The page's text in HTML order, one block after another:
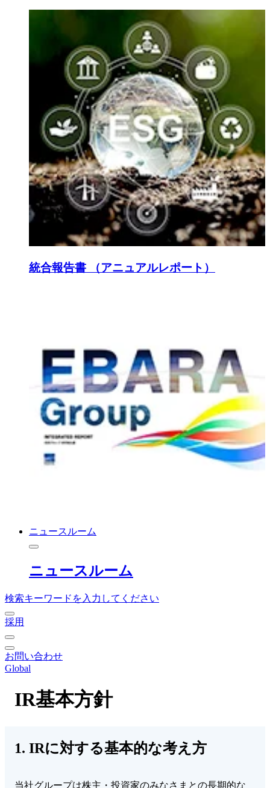
統合報告書 （アニュアルレポート）
ニュースルーム
ニュースルーム
検索キーワードを入力してください
採用
お問い合わせ
Global
IR基本方針
1. IRに対する基本的な考え方
当社グループは株主・投資家のみなさまとの長期的な